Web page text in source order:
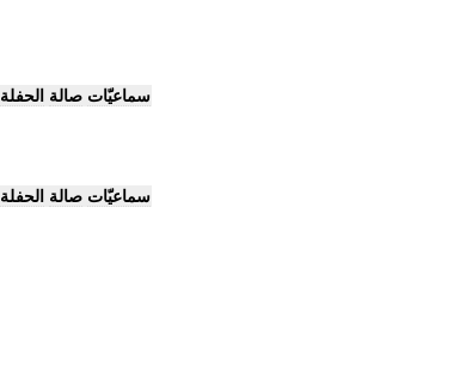
سماعيّات صالة الحفلة
سماعيّات صالة الحفلة